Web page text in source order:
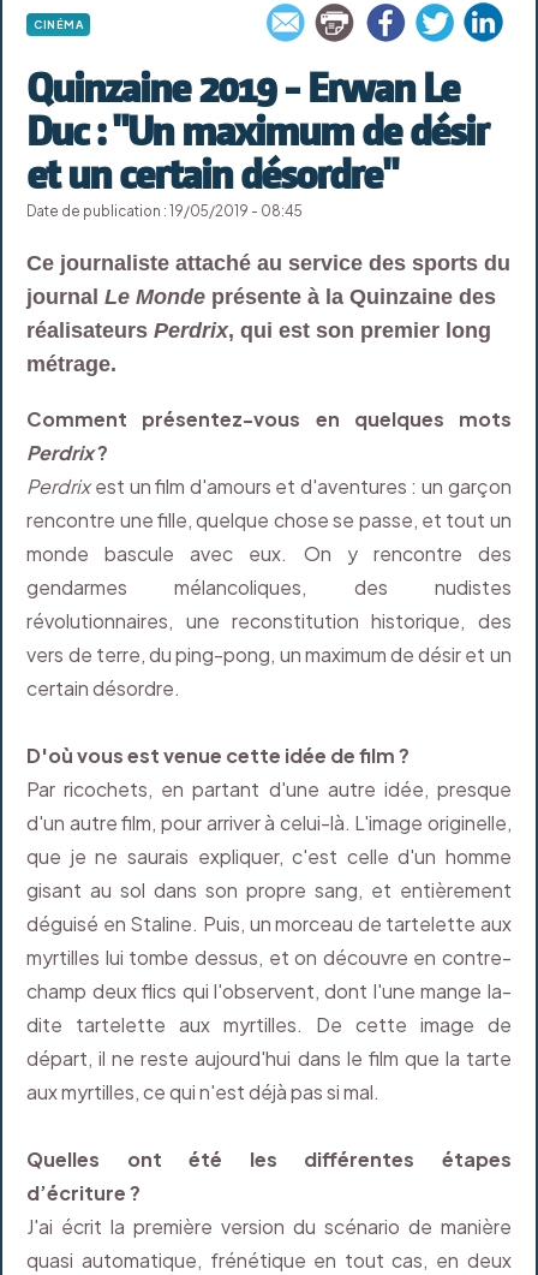
CINÉMA
Quinzaine 2019 - Erwan Le
Duc : "Un maximum de désir
et un certain désordre"
Date de publication : 19/05/2019 - 08:45
Ce journaliste attaché au service des sports du
journalLe Monde présente à la Quinzaine des
réalisateursPerdrix, qui est son premier long
métrage.
Comment présentez-vous en quelques mots
Perdrix?
Perdrixest un film d'amours et d'aventures : un garçon
rencontre une fille, quelque chose se passe, et tout un
monde bascule avec eux. On y rencontre des
gendarmes mélancoliques, des nudistes
révolutionnaires, une reconstitution historique, des
vers de terre, du ping-pong, un maximum de désir et un
certain désordre.
D'où vous est venue cette idée de film ?
Par ricochets, en partant d'une autre idée, presque
d'un autre film, pour arriver à celui-là. L'image originelle,
que je ne saurais expliquer, c'est celle d'un homme
gisant au sol dans son propre sang, et entièrement
déguisé en Staline. Puis, un morceau de tartelette aux
myrtilles lui tombe dessus, et on découvre en contre-
champ deux flics qui l'observent, dont l'une mange la-
dite tartelette aux myrtilles. De cette image de
départ, il ne reste aujourd'hui dans le film que la tarte
aux myrtilles, ce qui n'est déjà pas si mal.
Quelles ont été les différentes étapes
d’écriture ?
J'ai écrit la première version du scénario de manière
quasi automatique, frénétique en tout cas, en deux